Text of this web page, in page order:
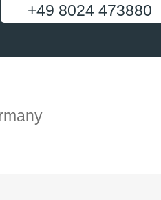
+49 8024 473880